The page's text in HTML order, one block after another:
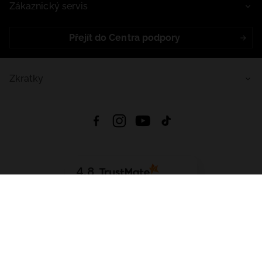
Zákaznický servis
Přejít do Centra podpory
4.8